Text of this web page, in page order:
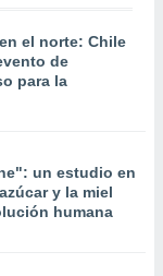
el norte: Chile
de
para la
un estudio en
y la miel
humana